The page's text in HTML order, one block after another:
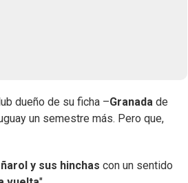
dueño de su ficha –Granada de
un semestre más. Pero que,
y sus hinchas con un sentido